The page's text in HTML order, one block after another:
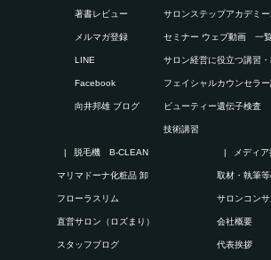
著書レビュー
メルマガ登録
LINE
Facebook
向井邦雄 ブログ
サロンステップアカデミ
セミナー ウェブ動画 一
サロン経営に役立つ講習
フェイシャルカウンセ
ビューティー遺伝子検査
技術講習
脱毛機 B-CLEAN
マリマドーナ化粧品 卸
フローラスリム
直営サロン（ロズまり）
スタッフブログ
メディ
取材・執筆
サロンコン
会社概要
代表挨拶